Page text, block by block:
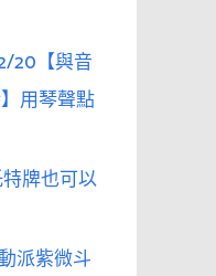
20【與音
用琴聲點
牌也可以
派紫微斗